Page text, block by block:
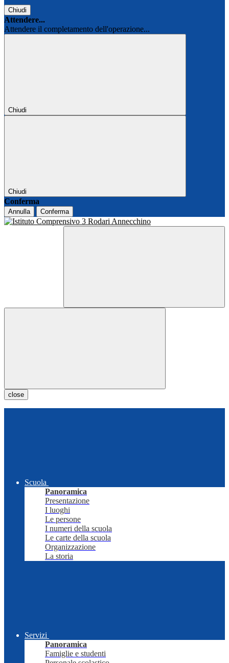
Chiudi
Attendere...
Attendere il completamento dell'operazione...
Chiudi
Chiudi
Conferma
Annulla Conferma
close
Scuola
Panoramica
Presentazione
I luoghi
Le persone
I numeri della scuola
Le carte della scuola
Organizzazione
La storia
Servizi
Panoramica
Famiglie e studenti